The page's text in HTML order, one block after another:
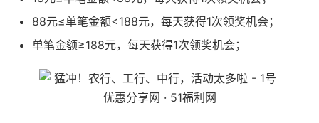
88元≤单笔金额<188元，每天获得1次领奖机会；
单笔金额≥188元，每天获得1次领奖机会；